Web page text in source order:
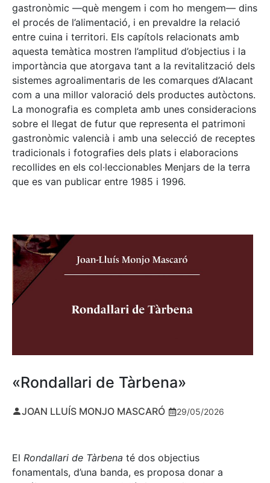
gastronòmic —què mengem i com ho mengem— dins
el procés de l’alimentació, i en prevaldre la relació
entre cuina i territori. Els capítols relacionats amb
aquesta temàtica mostren l’amplitud d’objectius i la
importància que atorgava tant a la revitalització dels
sistemes agroalimentaris de les comarques d’Alacant
com a una millor valoració dels productes autòctons.
La monografia es completa amb unes consideracions
sobre el llegat de futur que representa el patrimoni
gastronòmic valencià i amb una selecció de receptes
tradicionals i fotografies dels plats i elaboracions
recollides en els col·leccionables Menjars de la terra
que es van publicar entre 1985 i 1996.
«Rondallari de Tàrbena»
JOAN LLUÍS MONJO MASCARÓ 29/05/2026
El Rondallari de Tàrbena té dos objectius
fonamentals, d’una banda, es proposa donar a